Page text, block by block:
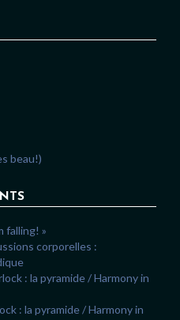
beau!)
falling! »
corporelles :
: la pyramide / Harmony in
: la pyramide / Harmony in